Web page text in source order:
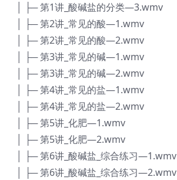
│ ├─ 第1讲_酸碱盐的分类—3.wmv
│ ├─ 第2讲_常见的酸—1.wmv
│ ├─ 第2讲_常见的酸—2.wmv
│ ├─ 第3讲_常见的碱—1.wmv
│ ├─ 第3讲_常见的碱—2.wmv
│ ├─ 第4讲_常见的盐—1.wmv
│ ├─ 第4讲_常见的盐—2.wmv
│ ├─ 第5讲_化肥—1.wmv
│ ├─ 第5讲_化肥—2.wmv
│ ├─ 第6讲_酸碱盐_综合练习—1.wmv
│ ├─ 第6讲_酸碱盐_综合练习—2.wmv